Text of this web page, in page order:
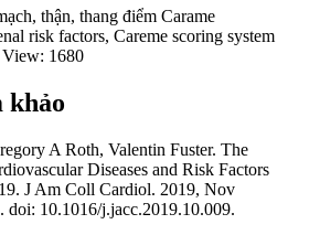
, thận, thang điểm Carame
risk factors, Careme scoring system
View: 1680
khảo
A Roth, Valentin Fuster. The
Diseases and Risk Factors
J Am Coll Cardiol. 2019, Nov
doi: 10.1016/j.jacc.2019.10.009.